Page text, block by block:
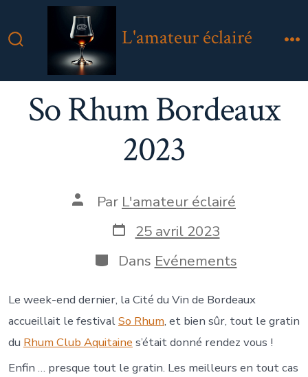
au
Bascule
Rechercher
L'amateur éclairé
So Rhum Bordeaux
2023
Auteur
publication
Par L'amateur éclairé
Date
de
publication
25 avril 2023
Catégories
Dans Evénements
Le week-end dernier, la Cité du Vin de Bordeaux
accueillait le festivalSo Rhum, et bien sûr, tout le gratin
du Rhum Club Aquitaine s’était donné rendez vous !
Enfin … presque tout le gratin. Les meilleurs en tout cas